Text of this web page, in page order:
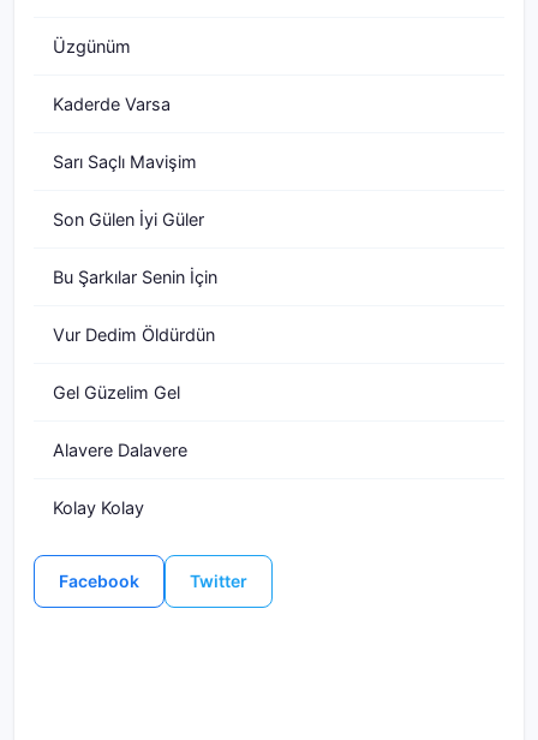
Üzgünüm
Kaderde Varsa
Sarı Saçlı Mavişim
Son Gülen İyi Güler
Bu Şarkılar Senin İçin
Vur Dedim Öldürdün
Gel Güzelim Gel
Alavere Dalavere
Kolay Kolay
Facebook Twitter